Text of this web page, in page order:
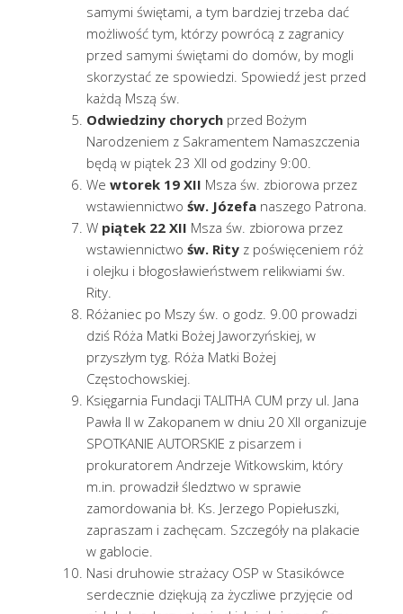
samymi świętami, a tym bardziej trzeba dać
możliwość tym, którzy powrócą z zagranicy
przed samymi świętami do domów, by mogli
skorzystać ze spowiedzi. Spowiedź jest przed
każdą Mszą św.
Odwiedziny chorych przed Bożym
Narodzeniem z Sakramentem Namaszczenia
będą w piątek 23 XII od godziny 9:00.
We wtorek 19 XII Msza św. zbiorowa przez
wstawiennictwo św. Józefa naszego Patrona.
W piątek 22 XII Msza św. zbiorowa przez
wstawiennictwo św. Rity z poświęceniem róż
i olejku i błogosławieństwem relikwiami św.
Rity.
Różaniec po Mszy św. o godz. 9.00 prowadzi
dziś Róża Matki Bożej Jaworzyńskiej, w
przyszłym tyg. Róża Matki Bożej
Częstochowskiej.
Księgarnia Fundacji TALITHA CUM przy ul. Jana
Pawła II w Zakopanem w dniu 20 XII organizuje
SPOTKANIE AUTORSKIE z pisarzem i
prokuratorem Andrzeje Witkowskim, który
m.in. prowadził śledztwo w sprawie
zamordowania bł. Ks. Jerzego Popiełuszki,
zapraszam i zachęcam. Szczegóły na plakacie
w gablocie.
Nasi druhowie strażacy OSP w Stasikówce
serdecznie dziękują za życzliwe przyjęcie od